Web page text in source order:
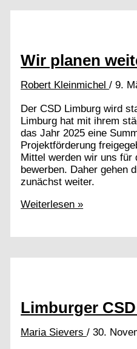
Wir planen
Robert Kleinmichel/9.
Der CSD Limburg wird
Limburg hat mit ihrem
das Jahr 2025 eine
Projektförderung
Mittel werden wir uns für
bewerben. Daher gehen
zunächst weiter.
Wir
Weiterlesen »
Limburger
Maria Sievers/30.